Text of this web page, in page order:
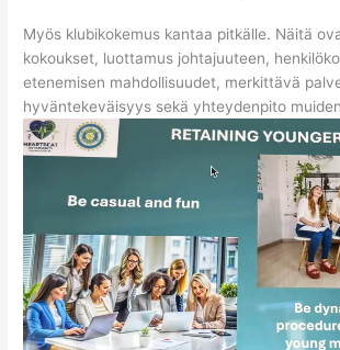
Myös klubikokemus kantaa pitkälle. Näitä
kokoukset, luottamus johtajuuteen,
etenemisen mahdollisuudet, merkittävä
hyväntekeväisyys sekä yhteydenpito